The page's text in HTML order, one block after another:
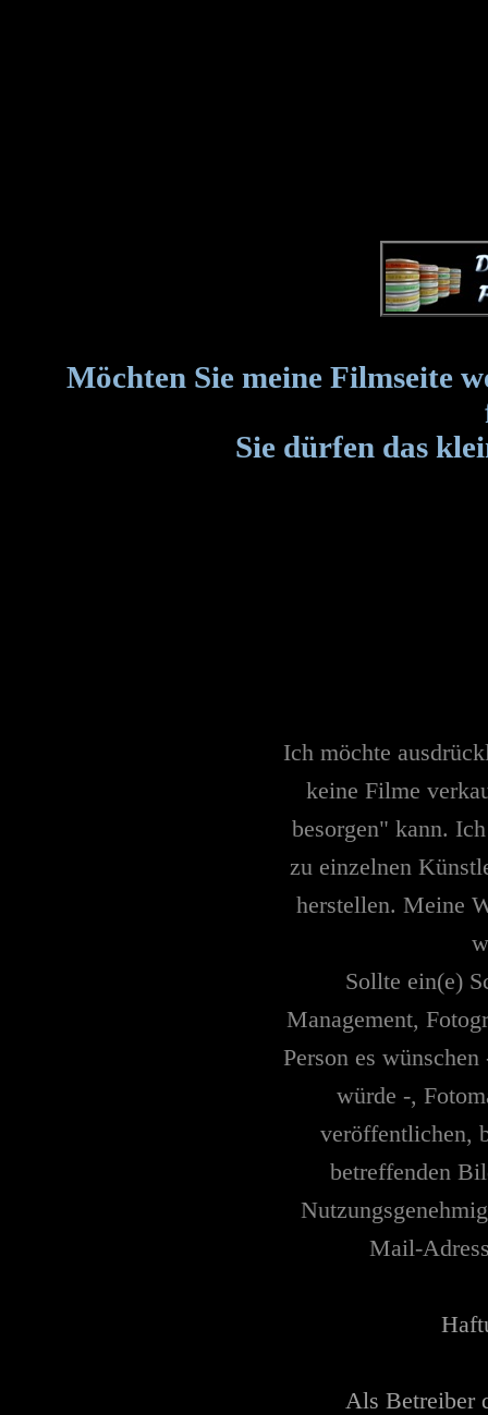
Möchten Sie meine Filmseite
Sie dürfen das
Ich möchte
keine Filme
besorgen" kann.
zu einzelnen
herstellen. Meine
Sollte ein(e)
Management,
Person es
würde -,
veröffentlichen,
betreffenden
Mail-
Als Betreiber